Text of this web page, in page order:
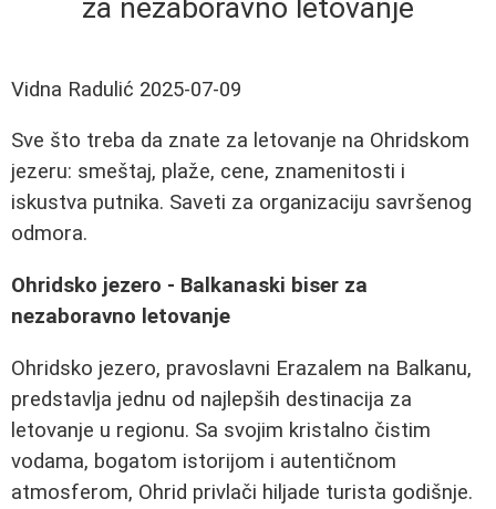
za nezaboravno letovanje
Vidna Radulić 2025-07-09
Sve što treba da znate za letovanje na Ohridskom
jezeru: smeštaj, plaže, cene, znamenitosti i
iskustva putnika. Saveti za organizaciju savršenog
odmora.
Ohridsko jezero - Balkanaski biser za
nezaboravno letovanje
Ohridsko jezero, pravoslavni Erazalem na Balkanu,
predstavlja jednu od najlepših destinacija za
letovanje u regionu. Sa svojim kristalno čistim
vodama, bogatom istorijom i autentičnom
atmosferom, Ohrid privlači hiljade turista godišnje.